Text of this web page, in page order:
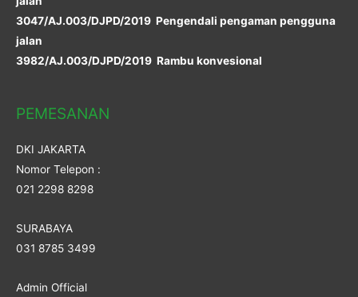
3047/AJ.003/DJPD/2019 Pengendali pengaman pengguna
jalan
3982/AJ.003/DJPD/2019 Rambu konvesional
PEMESANAN
DKI JAKARTA
Nomor Telepon :
021 2298 8298
SURABAYA
031 8785 3499
Admin Official